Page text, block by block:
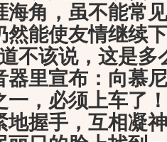
海角，虽不能常
然能使友情继续
不该说，这是多
里宣布：向慕
一，必须上车了！
握手，互相凝